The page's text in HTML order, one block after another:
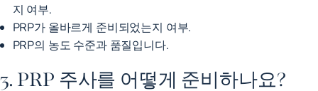
지 여부.
PRP가 올바르게 준비되었는지 여부.
PRP의 농도 수준과 품질입니다.
3. PRP 주사를 어떻게 준비하나요?